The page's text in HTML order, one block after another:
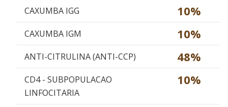
CAXUMBA IGG 10%
CAXUMBA IGM 10%
ANTI-CITRULINA (ANTI-CCP) 48%
CD4 - SUBPOPULACAO
LINFOCITARIA
10%